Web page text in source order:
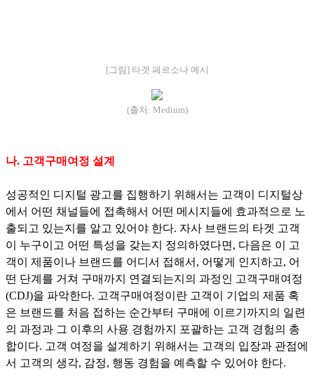
[그림] 타겟 페르소나 예시
(출처: Medium)
나. 고객구매여정 설계
성공적인 디지털 광고를 집행하기 위해서는 고객이 디지털상
에서 어떤 채널들에 접촉해서 어떤 메시지들에 효과적으로 노
출되고 있는지를 알고 있어야 한다. 자사 브랜드의 타겟 고객
이 누구이고 어떤 특성을 갖는지 정의하였다면, 다음은 이 고
객이 제품이나 브랜드를 어디서 접해서, 어떻게 인지하고, 어
떤 단계를 거쳐 구매까지 연결되는지의 과정인 고객구매여정
(CDJ)을 파악한다. 고객구매여정이란 고객이 기업의 제품 혹
은 브랜드를 처음 접하는 순간부터 구매에 이르기까지의 일련
의 과정과 그 이후의 사용 경험까지 포괄하는 고객 경험의 총
합이다. 고객 여정을 설계하기 위해서는 고객의 입장과 관점에
서 고객의 생각, 감정, 행동 경험을 예측할 수 있어야 한다.